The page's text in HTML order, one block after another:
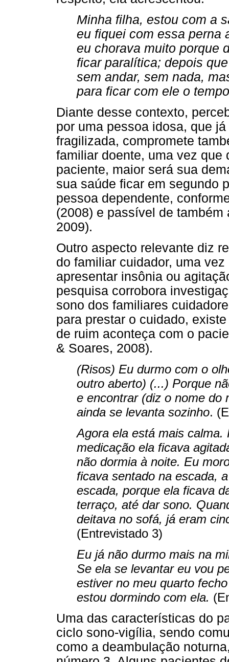
Minha filha, estou com a
eu fiquei com essa perna
eu chorava muito porque
ficar paralítica; depois
sem andar, sem nada,
para ficar com ele o
Diante desse contexto,
por uma pessoa idosa, que
fragilizada, compromete
familiar doente, uma vez que
paciente, maior será sua
sua saúde ficar em segundo
pessoa dependente,
(2008) e passível de
2009).
Outro aspecto relevante diz
do familiar cuidador, uma
apresentar insônia ou
pesquisa corrobora
sono dos familiares
para prestar o cuidado,
de ruim aconteça com o
& Soares, 2008).
(Risos) Eu durmo com o
outro aberto) (...) Porque
e encontrar (diz o nome do
ainda se levanta sozinho.
Agora ela está mais calma.
medicação ela ficava
não dormia à noite. Eu
ficava sentado na escada,
escada, porque ela ficava
terraço, até dar sono.
deitava no sofá, já eram
(Entrevistado 3)
Eu já não durmo mais na
Se ela se levantar eu vou
estiver no meu quarto
estou dormindo com ela.
Uma das características do
ciclo sono-vigília, sendo
como a deambulação